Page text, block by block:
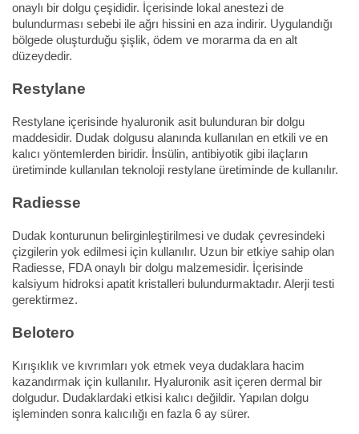
onaylı bir dolgu çeşididir. İçerisinde lokal anestezi de
bulundurması sebebi ile ağrı hissini en aza indirir. Uygulandığı
bölgede oluşturduğu şişlik, ödem ve morarma da en alt
düzeydedir.
Restylane
Restylane içerisinde hyaluronik asit bulunduran bir dolgu
maddesidir. Dudak dolgusu alanında kullanılan en etkili ve en
kalıcı yöntemlerden biridir. İnsülin, antibiyotik gibi ilaçların
üretiminde kullanılan teknoloji restylane üretiminde de kullanılır.
Radiesse
Dudak konturunun belirginleştirilmesi ve dudak çevresindeki
çizgilerin yok edilmesi için kullanılır. Uzun bir etkiye sahip olan
Radiesse, FDA onaylı bir dolgu malzemesidir. İçerisinde
kalsiyum hidroksi apatit kristalleri bulundurmaktadır. Alerji testi
gerektirmez.
Belotero
Kırışıklık ve kıvrımları yok etmek veya dudaklara hacim
kazandırmak için kullanılır. Hyaluronik asit içeren dermal bir
dolgudur. Dudaklardaki etkisi kalıcı değildir. Yapılan dolgu
işleminden sonra kalıcılığı en fazla 6 ay sürer.